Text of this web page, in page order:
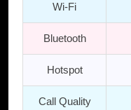
Wi-Fi
Bluetooth
Hotspot
Call Quality